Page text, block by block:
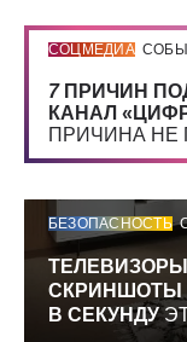
СОЦМЕДИА
7 ПРИЧИН
КАНАЛ
ПРИЧИНА НЕ
БЕЗОПАСНОСТЬ
ТЕЛЕВИЗОРЫ
СКРИНШОТЫ
В СЕКУНДУ